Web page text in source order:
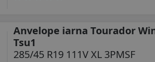
Anvelope iarna Tourador
Tsu1
285/45 R19 111V XL 3PMSF